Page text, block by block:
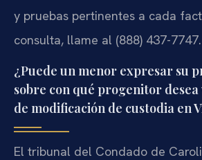
y pruebas pertinentes a cada
consulta, llame al (888) 437-7747.
¿Puede un menor expresar su
sobre con qué progenitor
de modificación de custodia en
El tribunal del Condado de